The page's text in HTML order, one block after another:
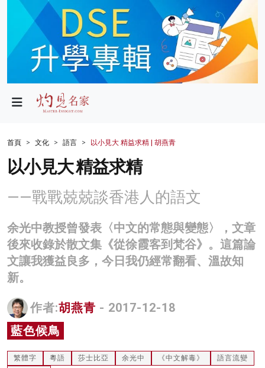
政局
財經
生活
科技
影片
名家榜
灼見活動
關於我們
首頁 文化 語言 以小見大 精益求精 | 胡燕青
以小見大 精益求精
——戰戰兢兢談香港人的語文
余光中教授曾發表〈中文的常態與變態〉，文章
後來收錄於散文集《從徐霞客到梵谷》。這篇論
文讓我獲益良多，今日我仍經常翻看、溫故知
新。
作者:胡燕青 - 2017-12-18
藍色候鳥
繁體字 粵語 莎士比亞 余光中 《中文解毒》
語言流變